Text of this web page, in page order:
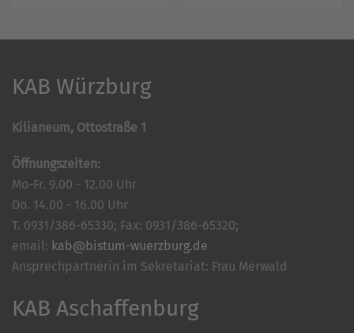
KAB Würzburg
Kilianeum, Ottostraße 1
Öffnungszeiten:
Mo-Fr. 9.00 - 12.00 Uhr
Do. 14.00 - 16.00 Uhr
T. 0931/386-65330; Fax: 0931/386-65320;
email: kab@bistum-wuerzburg.de
Ansprechpartnerin im Sekretariat: Frau Merwald
KAB Aschaffenburg